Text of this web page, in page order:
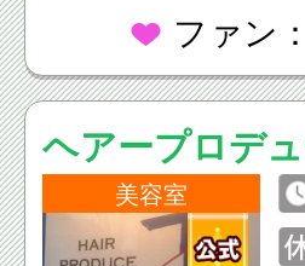
ファン
ヘアープロデ
美容室